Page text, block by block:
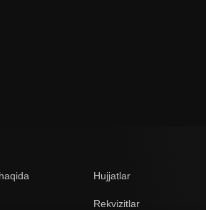
Hujjatlar
Rekvizitlar